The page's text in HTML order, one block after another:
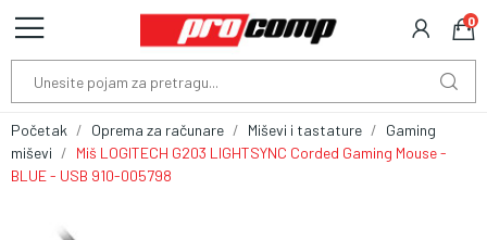
0
Početak Oprema za računare Miševi i tastature
Gaming
miševi
Miš LOGITECH G203 LIGHTSYNC Corded Gaming Mouse -
BLUE - USB 910-005798